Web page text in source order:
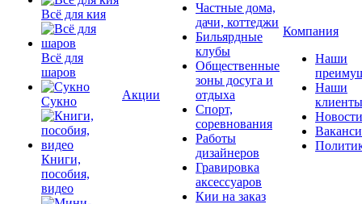
Всё для кия
Всё для
шаров
Сукно
Книги,
пособия,
видео
Акции
Частные дома,
дачи, коттеджи
Бильярдные
клубы
Общественные
зоны досуга и
отдыха
Спорт,
соревнования
Работы
дизайнеров
Гравировка
аксессуаров
Кии на заказ
Компания
Наши
Наши
клиенты
Новости